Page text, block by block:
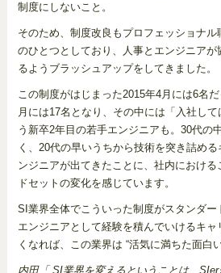
制度にしないこと。
そのため、制度改良もプロフェッショナ
のひとつとしており、人事とエンジニア
るようブラッシュアップをしてきました。
この制度がはじまった2015年4月には6名
月には17名となり、その中には「入社し
う新卒2年目の若手エンジニアも。30代の
く、20代の早いうちから技術を突き詰め
ンジニアが出てきたことに、社内におけ
ドセットの変化を感じています。
SI業界全体でこういった制度がスタンダ
エンジニアとして経験を積んでいけるキ
くなれば、この業界は “活気に満ちた面白
内田「 SI業界を変えるということは、